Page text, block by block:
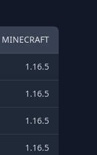
MINECRAFT
1.16.5
1.16.5
1.16.5
1.16.5